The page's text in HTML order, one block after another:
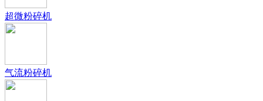
超微粉碎机
气流粉碎机